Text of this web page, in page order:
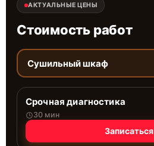
АКТУАЛЬНЫЕ ЦЕНЫ
Стоимость работ
Сушильный шкаф
Срочная диагностика
30 мин
Записаться